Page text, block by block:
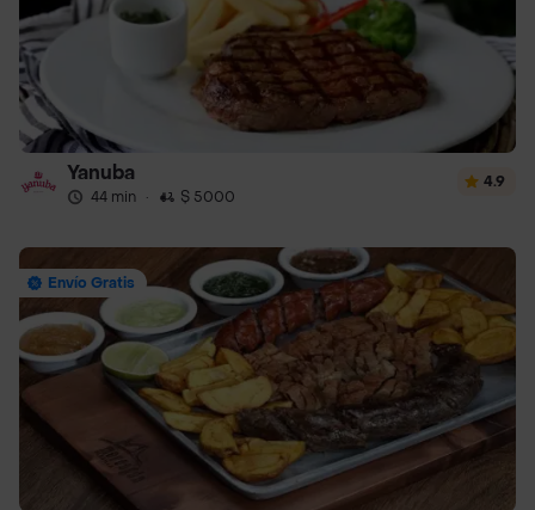
Yanuba
44 min · $ 5000
4.9
Envío Gratis